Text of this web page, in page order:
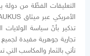
التعليقات الفظّة من
تذكير بأنّ سياسة
تجارية جوهرية مفيدة
تأتي بالثمار والمكاسب